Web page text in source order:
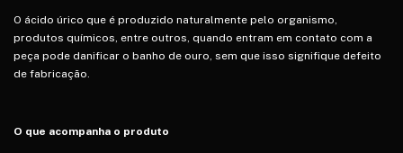
O ácido úrico que é produzido naturalmente pelo organismo,
produtos químicos, entre outros, quando entram em contato com a
peça pode danificar o banho de ouro, sem que isso signifique defeito
de fabricação.
O que acompanha o produto